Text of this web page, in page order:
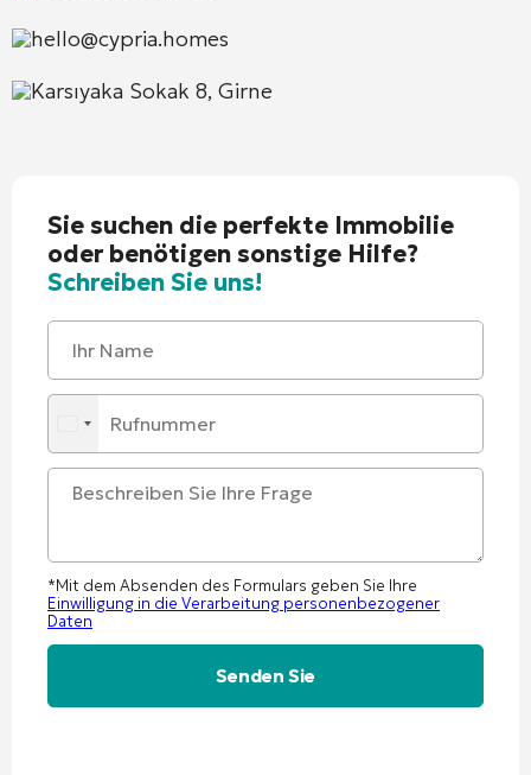
hello@cypria.homes
Karsıyaka Sokak 8, Girne
Sie suchen die perfekte Immobilie
oder benötigen sonstige Hilfe?
Schreiben Sie uns!
*Mit dem Absenden des Formulars geben Sie Ihre
Einwilligung in die Verarbeitung personenbezogener
Daten